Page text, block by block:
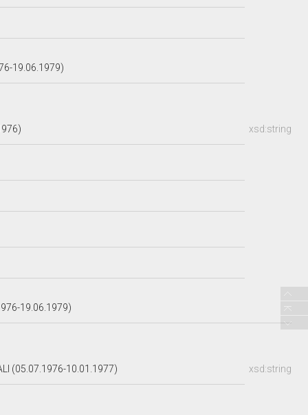
19.06.1979)
xsd:string
19.06.1979)
xsd:string
(05.07.1976-10.01.1977)